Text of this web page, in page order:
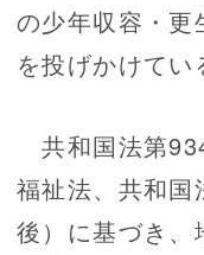
の少年収容・更
を投げかけてい
共和国法第
福祉法、共和
後）に基づき